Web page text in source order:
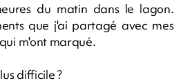
du matin dans le lagon.
que j'ai partagé avec mes
m'ont marqué.
difficile ?